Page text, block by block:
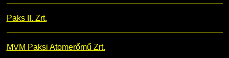
Paks II. Zrt.
MVM Paksi Atomerőmű Zrt.